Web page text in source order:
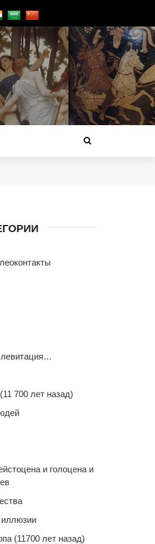
левитация…
700 лет назад)
и голоцена и
иллюзии
(11700 лет назад)